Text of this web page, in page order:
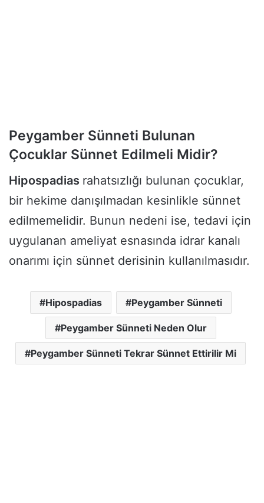
Peygamber Sünneti Bulunan
Çocuklar Sünnet Edilmeli Midir?
Hipospadias rahatsızlığı bulunan çocuklar,
bir hekime danışılmadan kesinlikle sünnet
edilmemelidir. Bunun nedeni ise, tedavi için
uygulanan ameliyat esnasında idrar kanalı
onarımı için sünnet derisinin kullanılmasıdır.
Hipospadias Peygamber Sünneti
Peygamber Sünneti Neden Olur
Peygamber Sünneti Tekrar Sünnet Ettirilir Mi